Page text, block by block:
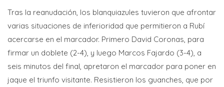
Tras la reanudación, los blanquiazules tuvieron que afrontar
varias situaciones de inferioridad que permitieron a Rubí
acercarse en el marcador. Primero David Coronas, para
firmar un doblete (2-4), y luego Marcos Fajardo (3-4), a
seis minutos del final, apretaron el marcador para poner en
jaque el triunfo visitante. Resistieron los guanches, que por